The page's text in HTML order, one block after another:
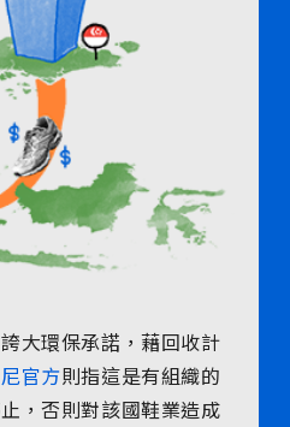
大環保承諾，藉回收計
官方則指這是有組織的
，否則對該國鞋業造成